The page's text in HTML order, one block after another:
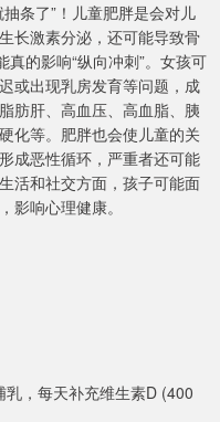
条了”！儿童肥胖是会对儿
长激素分泌，还可能导致骨
真的影响“纵向冲刺”。女孩可
或出现乳房发育等问题，成
肪肝、高血压、高血脂、胰
化等。肥胖也会使儿童的关
成恶性循环，严重者还可能
活和社交方面，孩子可能面
影响心理健康。
，每天补充维生素D (400